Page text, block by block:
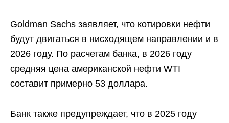
Goldman Sachs заявляет, что котировки нефти
будут двигаться в нисходящем направлении и в
2026 году. По расчетам банка, в 2026 году
средняя цена американской нефти WTI
составит примерно 53 доллара.
Банк также предупреждает, что в 2025 году